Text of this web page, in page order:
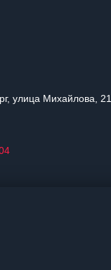
улица Михайлова, 21